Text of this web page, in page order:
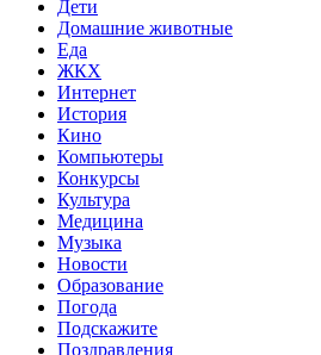
Дети
Домашние животные
Еда
ЖКХ
Интернет
История
Кино
Компьютеры
Конкурсы
Культура
Медицина
Музыка
Новости
Образование
Погода
Подскажите
Поздравления